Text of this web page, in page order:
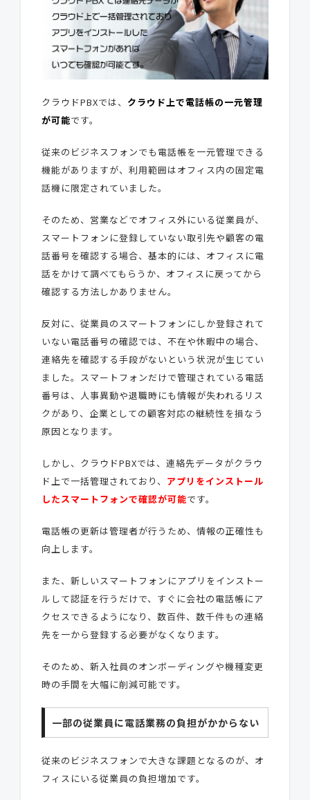
クラウドPBXでは、 クラウド上で電話帳の一元管理
が可能です。
従来のビジネスフォンでも電話帳を一元管理できる
機能がありますが、利用範囲はオフィス内の固定電
話機に限定されていました。
そのため、営業などでオフィス外にいる従業員が、
スマートフォンに登録していない取引先や顧客の電
話番号を確認する場合、基本的には、オフィスに電
話をかけて調べてもらうか、オフィスに戻ってから
確認する方法しかありません。
反対に、従業員のスマートフォンにしか登録されて
いない電話番号の確認では、不在や休暇中の場合、
連絡先を確認する手段がないという状況が生じてい
ました。スマートフォンだけで管理されている電話
番号は、人事異動や退職時にも情報が失われるリス
クがあり、企業としての顧客対応の継続性を損なう
原因となります。
しかし、クラウドPBXでは、連絡先データがクラウ
ド上で一括管理されており、 アプリをインストール
したスマートフォンで確認が可能です。
電話帳の更新は管理者が行うため、情報の正確性も
向上します。
また、新しいスマートフォンにアプリをインストー
ルして認証を行うだけで、すぐに会社の電話帳にア
クセスできるようになり、数百件、数千件もの連絡
先を一から登録する必要がなくなります。
そのため、新入社員のオンボーディングや機種変更
時の手間を大幅に削減可能です。
一部の従業員に電話業務の負担がかからない
従来のビジネスフォンで大きな課題となるのが、オ
フィスにいる従業員の負担増加です。